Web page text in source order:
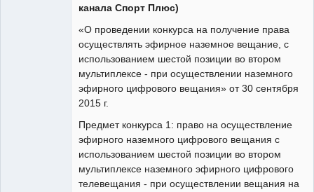
канала Спорт Плюс)
«О проведении конкурса на получение права
осуществлять эфирное наземное вещание, с
использованием шестой позиции во втором
мультиплексе - при осуществлении наземного
эфирного цифрового вещания» от 30 сентября
2015 г.
Предмет конкурса 1: право на осуществление
эфирного наземного цифрового вещания с
использованием шестой позиции во втором
мультиплексе наземного эфирного цифрового
телевещания - при осуществлении вещания на